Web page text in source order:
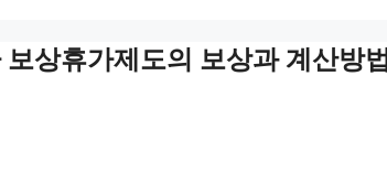
상휴가제도의 보상과 계산방법